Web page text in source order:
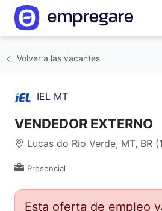
Volver a las vacantes
IEL MT
VENDEDOR EXTERNO
Lucas do Rio Verde, MT, BR
Presencial
Esta oferta de empleo